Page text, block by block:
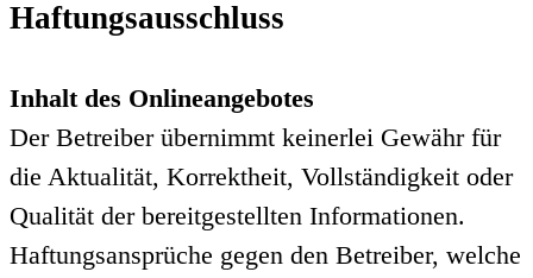
Haftungsausschluss
Inhalt des Onlineangebotes
Der Betreiber übernimmt keinerlei Gewähr für
die Aktualität, Korrektheit, Vollständigkeit oder
Qualität der bereitgestellten Informationen.
Haftungsansprüche gegen den Betreiber, welche